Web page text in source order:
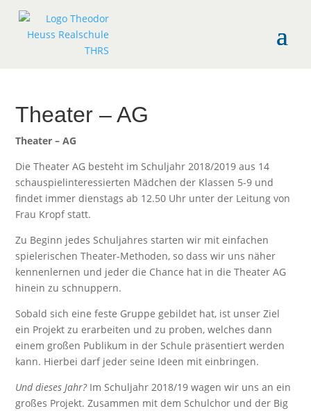
Theater – AG
Theater – AG
Die Theater AG besteht im Schuljahr 2018/2019 aus 14
schauspielinteressierten Mädchen der Klassen 5-9 und
findet immer dienstags ab 12.50 Uhr unter der Leitung von
Frau Kropf statt.
Zu Beginn jedes Schuljahres starten wir mit einfachen
spielerischen Theater-Methoden, so dass wir uns näher
kennenlernen und jeder die Chance hat in die Theater AG
hinein zu schnuppern.
Sobald sich eine feste Gruppe gebildet hat, ist unser Ziel
ein Projekt zu erarbeiten und zu proben, welches dann
einem großen Publikum in der Schule präsentiert werden
kann. Hierbei darf jeder seine Ideen mit einbringen.
Und dieses Jahr?Im Schuljahr 2018/19 wagen wir uns an ein
großes Projekt. Zusammen mit dem Schulchor und der Big